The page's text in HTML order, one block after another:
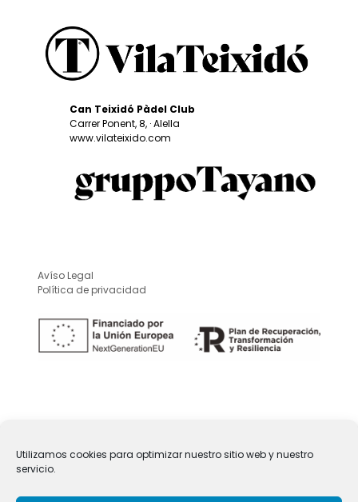
Utilizamos cookies para optimizar nuestro sitio web y nuestro
servicio.
Can Teixidó Pàdel Club
Carrer Ponent, 8, · Alella
www.vilateixido.com
Avíso Legal
Política de privacidad